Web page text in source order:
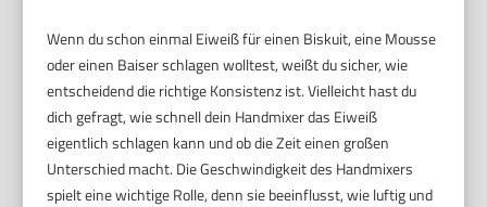
Wenn du schon einmal Eiweiß für einen Biskuit, eine Mousse
oder einen Baiser schlagen wolltest, weißt du sicher, wie
entscheidend die richtige Konsistenz ist. Vielleicht hast du
dich gefragt, wie schnell dein Handmixer das Eiweiß
eigentlich schlagen kann und ob die Zeit einen großen
Unterschied macht. Die Geschwindigkeit des Handmixers
spielt eine wichtige Rolle, denn sie beeinflusst, wie luftig und